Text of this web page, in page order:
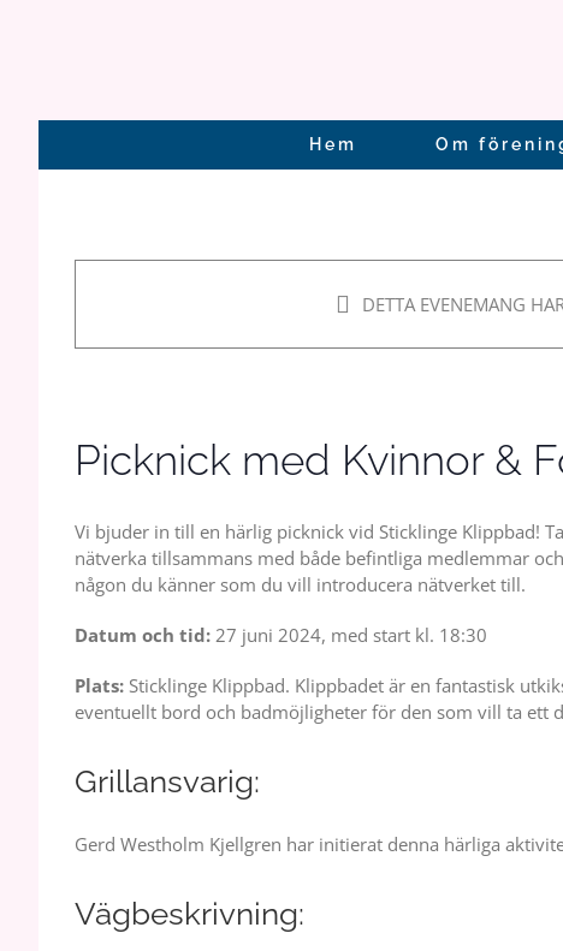
Hem Om
DETTA EVENEMANG
Picknick med Kvinnor &
Vi bjuder in till en härlig picknick vid Sticklinge Klippbad!
nätverka tillsammans med både befintliga medlemmar
någon du känner som du vill introducera nätverket till.
Datum och tid: 27 juni 2024, med start kl. 18:30
Plats: Sticklinge Klippbad. Klippbadet är en fantastisk
eventuellt bord och badmöjligheter för den som vill ta ett
Grillansvarig:
Gerd Westholm Kjellgren har initierat denna härliga
Vägbeskrivning: